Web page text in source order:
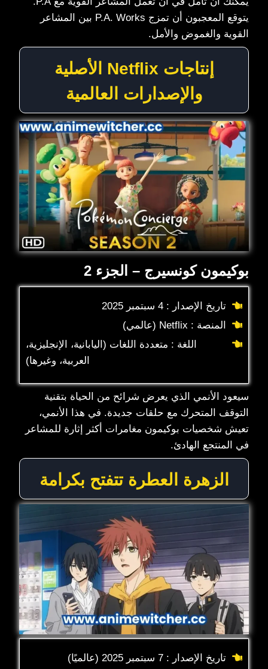
يتوقع المعجبون أن تمزج P.A. Works بين المشاعر
القوية والغموض والأمل.
إنتاجات Netflix الأصلية
والإصدارات العالمية
بوكيمون كونسيرج – الجزء 2
تاريخ الإصدار : 4 سبتمبر 2025
المنصة : Netflix (عالمي)
اللغة : متعددة اللغات (اليابانية، الإنجليزية،
العربية، وغيرها)
سيعود الأنمي الذي يعرض شرائح من الحياة بتقنية
التوقف المتحرك مع حلقات جديدة. في هذا الأنمي،
تعيش شخصيات بوكيمون مغامرات أكثر إثارة للمشاعر
في المنتجع الهادئ.
الزهرة العطرة تتفتح بكرامة
تاريخ الإصدار : 7 سبتمبر 2025 (عالميًا)